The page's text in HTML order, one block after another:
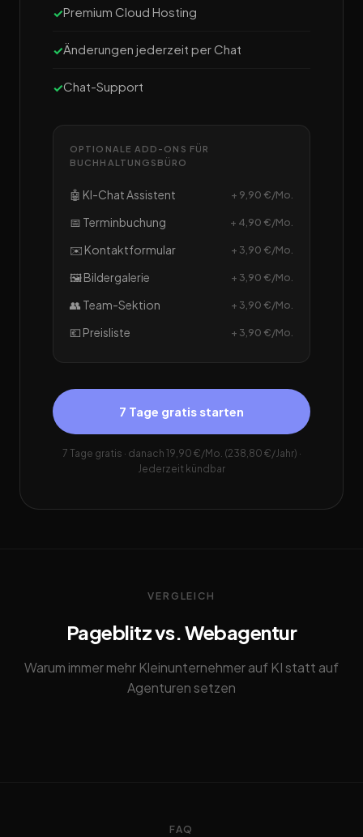
Premium Cloud Hosting
Änderungen jederzeit per Chat
Chat-Support
OPTIONALE ADD-ONS FÜR
BUCHHALTUNGSBÜRO
🤖 KI-Chat Assistent + 9,90 €/Mo.
📅 Terminbuchung + 4,90 €/Mo.
✉️ Kontaktformular + 3,90 €/Mo.
🖼️ Bildergalerie + 3,90 €/Mo.
👥 Team-Sektion + 3,90 €/Mo.
💶 Preisliste + 3,90 €/Mo.
7 Tage gratis starten
7 Tage gratis · danach 19,90 €/Mo. (238,80 €/Jahr) ·
Jederzeit kündbar
VERGLEICH
Pageblitz vs. Webagentur
Warum immer mehr Kleinunternehmer auf KI statt auf
Agenturen setzen
FAQ